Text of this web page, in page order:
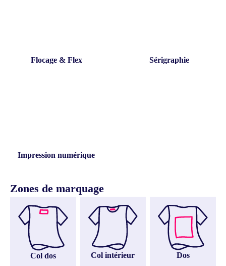
Flocage & Flex Sérigraphie
Impression numérique
Zones de marquage
Col dos Col intérieur Dos